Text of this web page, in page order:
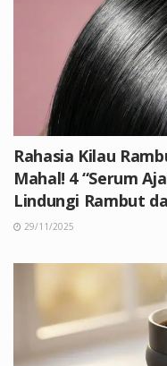
Rahasia Kilau
Mahal! 4 “Serum
Lindungi Rambut
29/11/2025